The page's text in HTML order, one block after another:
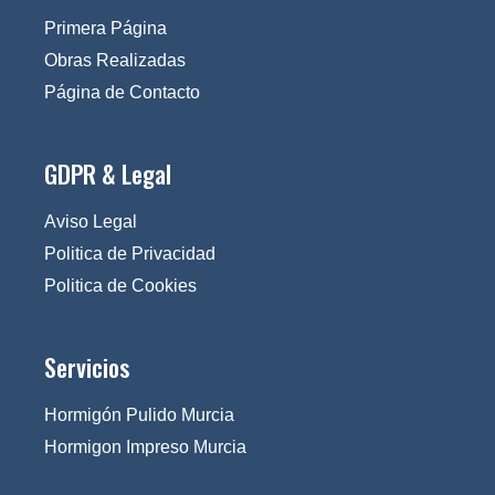
Primera Página
Obras Realizadas
Página de Contacto
GDPR & Legal
Aviso Legal
Politica de Privacidad
Politica de Cookies
Servicios
Hormigón Pulido Murcia
Hormigon Impreso Murcia